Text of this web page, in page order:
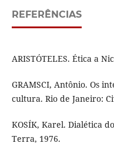
REFERÊNCIAS
ARISTÓTELES. Ética a
GRAMSCI, Antônio. Os
cultura. Rio de Janeiro:
KOSÍK, Karel. Dialética
Terra, 1976.